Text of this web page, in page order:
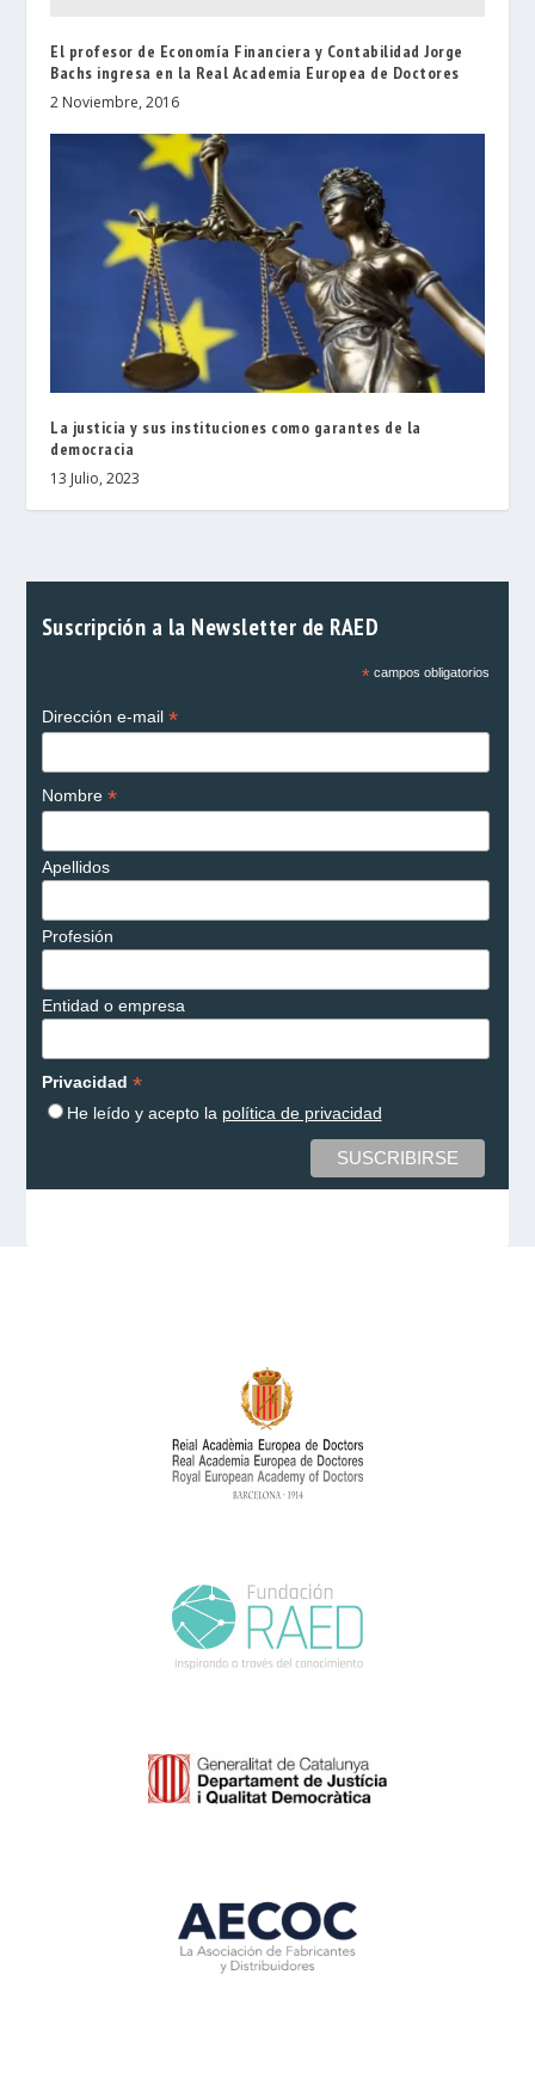
El profesor de Economía Financiera y Contabilidad Jorge
Bachs ingresa en la Real Academia Europea de Doctores
2 Noviembre, 2016
La justicia y sus instituciones como garantes de la
democracia
13 Julio, 2023
Suscripción a la Newsletter de RAED
*campos obligatorios
Dirección e-mail *
Nombre *
Apellidos
Profesión
Entidad o empresa
Privacidad *
He leído y acepto la política de privacidad